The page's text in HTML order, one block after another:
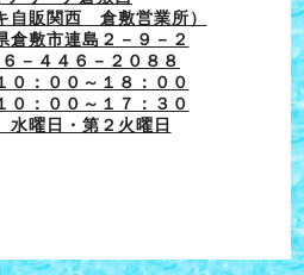
自販関西 倉敷営業所）
倉敷市連島２－９－２
６－４４６－２０８８
０：００～１８：００
：００～１７：３０
水曜日・第２火曜日